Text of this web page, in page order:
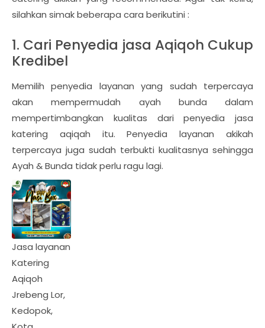
silahkan simak beberapa cara berikutini :
1. Cari Penyedia jasa Aqiqoh Cukup
Kredibel
Memilih penyedia layanan yang sudah terpercaya
akan mempermudah ayah bunda dalam
mempertimbangkan kualitas dari penyedia jasa
katering aqiqah itu. Penyedia layanan akikah
terpercaya juga sudah terbukti kualitasnya sehingga
Ayah & Bunda tidak perlu ragu lagi.
Jasa layanan
Katering
Aqiqoh
Jrebeng Lor,
Kedopok,